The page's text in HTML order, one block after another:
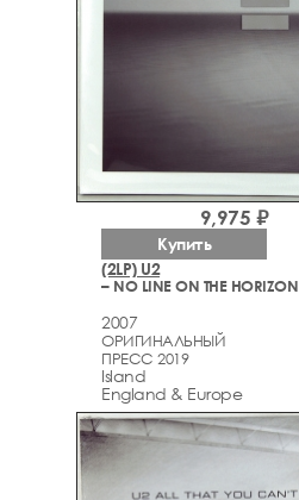
(2LP) U2
– NO LINE ON THE HORIZON
2007
ОРИГИНАЛЬНЫЙ
ПРЕСС 2019
Island
England & Europe
9,975 ₽
Купить